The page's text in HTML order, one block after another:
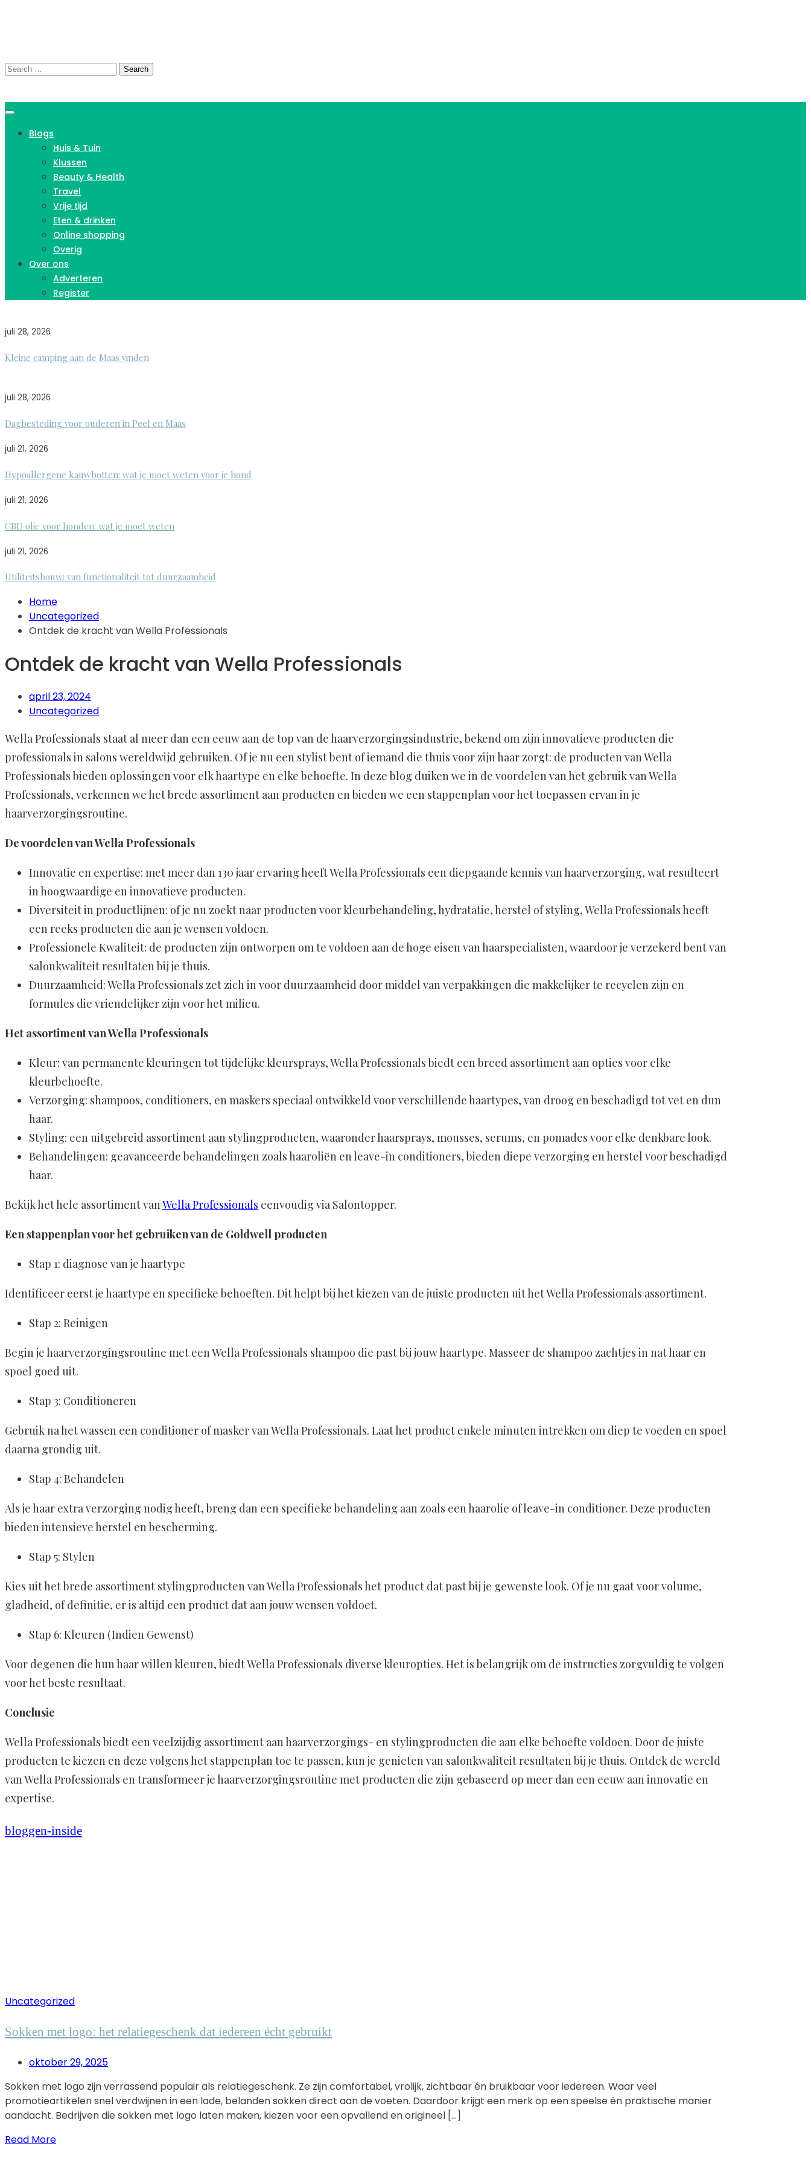
Search
Blogs
Huis & Tuin
Klussen
Beauty & Health
Travel
Vrije tijd
Eten & drinken
Online shopping
Overig
Over ons
Adverteren
Register
juli 28, 2026
Kleine camping aan de Maas vinden
juli 28, 2026
Dagbesteding voor ouderen in Peel en Maas
juli 21, 2026
Hypoallergene kauwbotten: wat je moet weten voor je hond
juli 21, 2026
CBD olie voor honden: wat je moet weten
juli 21, 2026
Utiliteitsbouw: van functionaliteit tot duurzaamheid
Home
Uncategorized
Ontdek de kracht van Wella Professionals
Ontdek de kracht van Wella Professionals
april 23, 2024
Uncategorized
Wella Professionals staat al meer dan een eeuw aan de top van de haarverzorgingsindustrie, bekend om zijn innovatieve producten die
professionals in salons wereldwijd gebruiken. Of je nu een stylist bent of iemand die thuis voor zijn haar zorgt: de producten van Wella
Professionals bieden oplossingen voor elk haartype en elke behoefte. In deze blog duiken we in de voordelen van het gebruik van Wella
Professionals, verkennen we het brede assortiment aan producten en bieden we een stappenplan voor het toepassen ervan in je
haarverzorgingsroutine.
De voordelen van Wella Professionals
Innovatie en expertise: met meer dan 130 jaar ervaring heeft Wella Professionals een diepgaande kennis van haarverzorging, wat resulteert
in hoogwaardige en innovatieve producten.
Diversiteit in productlijnen: of je nu zoekt naar producten voor kleurbehandeling, hydratatie, herstel of styling, Wella Professionals heeft
een reeks producten die aan je wensen voldoen.
Professionele Kwaliteit: de producten zijn ontworpen om te voldoen aan de hoge eisen van haarspecialisten, waardoor je verzekerd bent van
salonkwaliteit resultaten bij je thuis.
Duurzaamheid: Wella Professionals zet zich in voor duurzaamheid door middel van verpakkingen die makkelijker te recyclen zijn en
formules die vriendelijker zijn voor het milieu.
Het assortiment van Wella Professionals
Kleur: van permanente kleuringen tot tijdelijke kleursprays, Wella Professionals biedt een breed assortiment aan opties voor elke
kleurbehoefte.
Verzorging: shampoos, conditioners, en maskers speciaal ontwikkeld voor verschillende haartypes, van droog en beschadigd tot vet en dun
haar.
Styling: een uitgebreid assortiment aan stylingproducten, waaronder haarsprays, mousses, serums, en pomades voor elke denkbare look.
Behandelingen: geavanceerde behandelingen zoals haaroliën en leave-in conditioners, bieden diepe verzorging en herstel voor beschadigd
haar.
Bekijk het hele assortiment vanWella Professionals eenvoudig via Salontopper.
Een stappenplan voor het gebruiken van de Goldwell producten
Stap 1: diagnose van je haartype
Identificeer eerst je haartype en specifieke behoeften. Dit helpt bij het kiezen van de juiste producten uit het Wella Professionals assortiment.
Stap 2: Reinigen
Begin je haarverzorgingsroutine met een Wella Professionals shampoo die past bij jouw haartype. Masseer de shampoo zachtjes in nat haar en
spoel goed uit.
Stap 3: Conditioneren
Gebruik na het wassen een conditioner of masker van Wella Professionals. Laat het product enkele minuten intrekken om diep te voeden en spoel
daarna grondig uit.
Stap 4: Behandelen
Als je haar extra verzorging nodig heeft, breng dan een specifieke behandeling aan zoals een haarolie of leave-in conditioner. Deze producten
bieden intensieve herstel en bescherming.
Stap 5: Stylen
Kies uit het brede assortiment stylingproducten van Wella Professionals het product dat past bij je gewenste look. Of je nu gaat voor volume,
gladheid, of definitie, er is altijd een product dat aan jouw wensen voldoet.
Stap 6: Kleuren (Indien Gewenst)
Voor degenen die hun haar willen kleuren, biedt Wella Professionals diverse kleuropties. Het is belangrijk om de instructies zorgvuldig te volgen
voor het beste resultaat.
Conclusie
Wella Professionals biedt een veelzijdig assortiment aan haarverzorgings- en stylingproducten die aan elke behoefte voldoen. Door de juiste
producten te kiezen en deze volgens het stappenplan toe te passen, kun je genieten van salonkwaliteit resultaten bij je thuis. Ontdek de wereld
van Wella Professionals en transformeer je haarverzorgingsroutine met producten die zijn gebaseerd op meer dan een eeuw aan innovatie en
expertise.
bloggen-inside
Uncategorized
Sokken met logo: het relatiegeschenk dat iedereen écht gebruikt
oktober 29, 2025
Sokken met logo zijn verrassend populair als relatiegeschenk. Ze zijn comfortabel, vrolijk, zichtbaar én bruikbaar voor iedereen. Waar veel
promotieartikelen snel verdwijnen in een lade, belanden sokken direct aan de voeten. Daardoor krijgt een merk op een speelse én praktische manier
aandacht. Bedrijven die sokken met logo laten maken, kiezen voor een opvallend en origineel […]
Read More